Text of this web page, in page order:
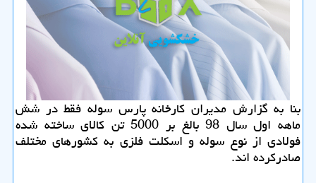
بنا به گزارش مدیران كارخانه پارس سوله فقط در شش
ماهه اول سال 98 بالغ بر 5000 تن كالای ساخته شده
فولادی از نوع سوله و اسكلت فلزی به كشورهای مختلف
صادركرده اند.